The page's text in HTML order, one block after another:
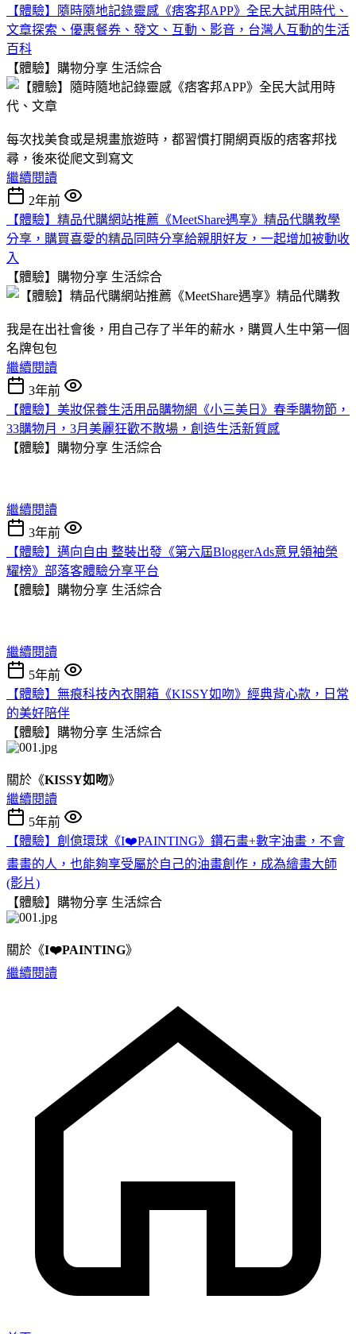
【體驗】隨時隨地記錄靈感《痞客邦APP》全民大試用時代、
文章探索、優惠餐券、發文、互動、影音，台灣人互動的生活
百科
【體驗】購物分享 生活綜合
每次找美食或是規畫旅遊時，都習慣打開網頁版的痞客邦找
尋，後來從爬文到寫文
繼續閱讀
2年前
【體驗】精品代購網站推薦《MeetShare遇享》精品代購教學
分享，購買喜愛的精品同時分享給親朋好友，一起增加被動收
入
【體驗】購物分享 生活綜合
我是在出社會後，用自己存了半年的薪水，購買人生中第一個
名牌包包
繼續閱讀
3年前
【體驗】美妝保養生活用品購物網《小三美日》春季購物節，
33購物月，3月美麗狂歡不散場，創造生活新質感
【體驗】購物分享 生活綜合
繼續閱讀
3年前
【體驗】邁向自由 整裝出發《第六屆BloggerAds意見領袖榮
耀榜》部落客體驗分享平台
【體驗】購物分享 生活綜合
繼續閱讀
5年前
【體驗】無痕科技內衣開箱《KISSY如吻》經典背心款，日常
的美好陪伴
【體驗】購物分享 生活綜合
關於《KISSY如吻》
繼續閱讀
5年前
【體驗】創億環球《I❤️PAINTING》鑽石畫+數字油畫，不會
畫畫的人，也能夠享受屬於自己的油畫創作，成為繪畫大師
(影片)
【體驗】購物分享 生活綜合
關於《I❤️PAINTING》
繼續閱讀